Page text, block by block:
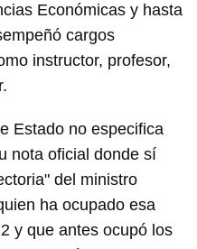
Económicas y hasta
cargos
instructor, profesor,
Estado no especifica
nota oficial donde sí
del ministro
ha ocupado esa
y que antes ocupó los